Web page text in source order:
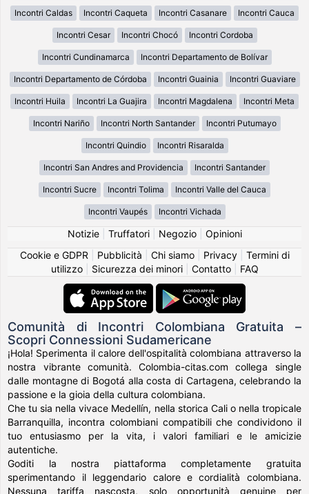
Incontri Caldas Incontri Caqueta Incontri Casanare Incontri Cauca
Incontri Cesar Incontri Chocó Incontri Cordoba
Incontri Cundinamarca Incontri Departamento de Bolívar
Incontri Departamento de Córdoba Incontri Guainia Incontri Guaviare
Incontri Huila Incontri La Guajira Incontri Magdalena Incontri Meta
Incontri Nariño Incontri North Santander Incontri Putumayo
Incontri Quindio Incontri Risaralda
Incontri San Andres and Providencia Incontri Santander
Incontri Sucre Incontri Tolima Incontri Valle del Cauca
Incontri Vaupés Incontri Vichada
Notizie| Truffatori| Negozio| Opinioni
Cookie e GDPR
Pubblicità Chi siamo| Privacy| Termini di
utilizzo| Sicurezza dei minori| Contatto| FAQ
Comunità di Incontri Colombiana Gratuita –
Scopri Connessioni Sudamericane
¡Hola! Sperimenta il calore dell'ospitalità colombiana attraverso la
nostra vibrante comunità. Colombia-citas.com collega single
dalle montagne di Bogotá alla costa di Cartagena, celebrando la
passione e la gioia della cultura colombiana.
Che tu sia nella vivace Medellín, nella storica Cali o nella tropicale
Barranquilla, incontra colombiani compatibili che condividono il
tuo entusiasmo per la vita, i valori familiari e le amicizie
autentiche.
Goditi la nostra piattaforma completamente gratuita
sperimentando il leggendario calore e cordialità colombiana.
Nessuna tariffa nascosta, solo opportunità genuine per